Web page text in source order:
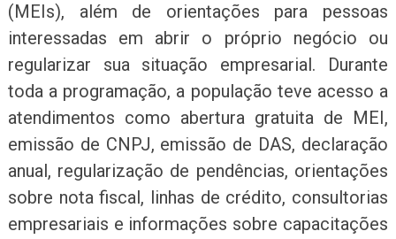
(MEIs), além de orientações para pessoas
interessadas em abrir o próprio negócio ou
regularizar sua situação empresarial. Durante
toda a programação, a população teve acesso a
atendimentos como abertura gratuita de MEI,
emissão de CNPJ, emissão de DAS, declaração
anual, regularização de pendências, orientações
sobre nota fiscal, linhas de crédito, consultorias
empresariais e informações sobre capacitações